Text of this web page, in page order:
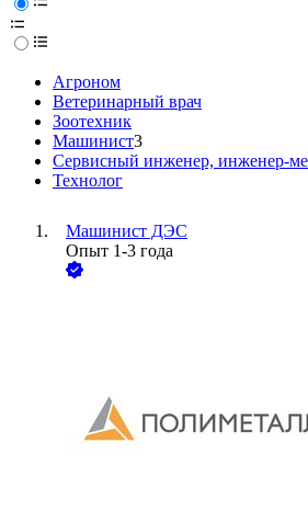
Агроном
Ветеринарный врач
Зоотехник
Машинист3
Сервисный инженер, инженер-
Технолог
Машинист ДЭС
Опыт 1-3 года